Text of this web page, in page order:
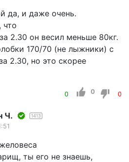
да, и даже очень.
что
2.30 он весил меньше 80кг.
170/70 (не лыжники) с
2.30, но это скорее
0 0 0
Ч. 1413
ты его не знаешь,